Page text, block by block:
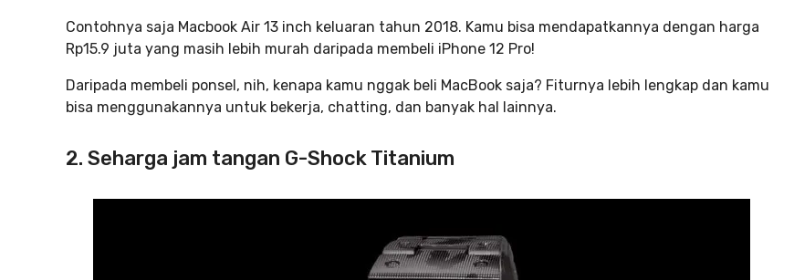
Contohnya saja Macbook Air 13 inch keluaran tahun 2018. Kamu bisa mendapatkannya dengan harga
Rp15.9 juta yang masih lebih murah daripada membeli iPhone 12 Pro!
Daripada membeli ponsel, nih, kenapa kamu nggak beli MacBook saja? Fiturnya lebih lengkap dan kamu
bisa menggunakannya untuk bekerja, chatting, dan banyak hal lainnya.
2. Seharga jam tangan G-Shock Titanium